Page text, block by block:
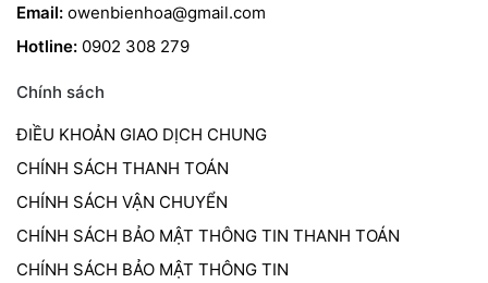
Email: owenbienhoa@gmail.com
Hotline: 0902 308 279
Chính sách
ĐIỀU KHOẢN GIAO DỊCH CHUNG
CHÍNH SÁCH THANH TOÁN
CHÍNH SÁCH VẬN CHUYỂN
CHÍNH SÁCH BẢO MẬT THÔNG TIN THANH TOÁN
CHÍNH SÁCH BẢO MẬT THÔNG TIN